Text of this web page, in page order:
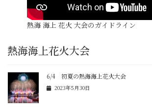
熱海 海上 花火 大会のガイドライン
熱海海上花火大会
6/4 初夏の熱海海上花火大会
2023年5月30日